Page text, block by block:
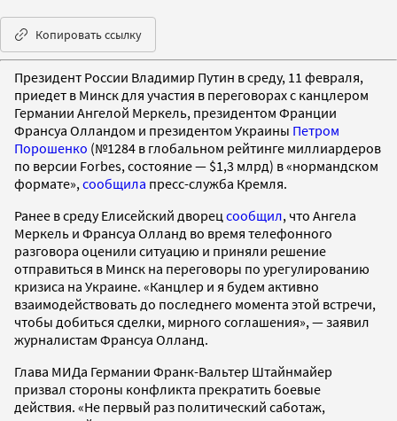
Копировать ссылку
Президент России Владимир Путин в среду, 11 февраля,
приедет в Минск для участия в переговорах с канцлером
Германии Ангелой Меркель, президентом Франции
Франсуа Олландом и президентом Украины Петром
Порошенко (№1284 в глобальном рейтинге миллиардеров
по версии Forbes, состояние — $1,3 млрд) в «нормандском
формате», сообщила пресс-служба Кремля.
Ранее в среду Елисейский дворец сообщил, что Ангела
Меркель и Франсуа Олланд во время телефонного
разговора оценили ситуацию и приняли решение
отправиться в Минск на переговоры по урегулированию
кризиса на Украине. «Канцлер и я будем активно
взаимодействовать до последнего момента этой встречи,
чтобы добиться сделки, мирного соглашения», — заявил
журналистам Франсуа Олланд.
Глава МИДа Германии Франк-Вальтер Штайнмайер
призвал стороны конфликта прекратить боевые
действия. «Не первый раз политический саботаж,